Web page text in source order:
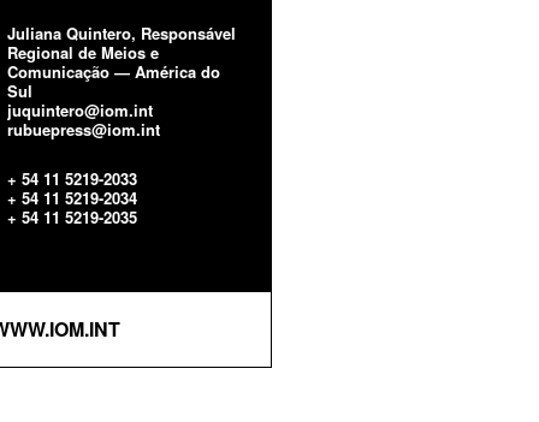
Juliana Quintero, Responsável
Regional de Meios e
Comunicação — América do
Sul
juquintero@iom.int
rubuepress@iom.int
+ 54 11 5219-2033
+ 54 11 5219-2034
+ 54 11 5219-2035